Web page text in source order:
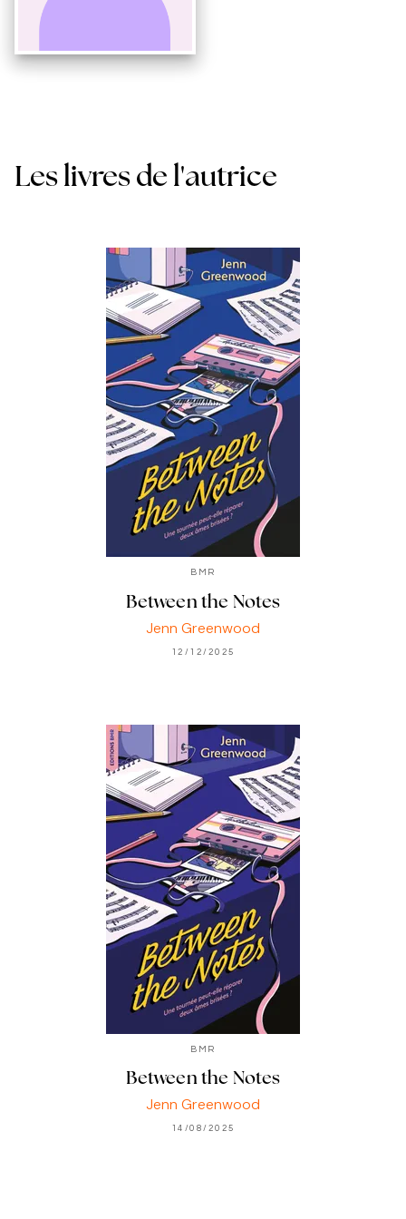
Les livres de l'autrice
BMR
Between the Notes
Jenn Greenwood
12/12/2025
BMR
Between the Notes
Jenn Greenwood
14/08/2025